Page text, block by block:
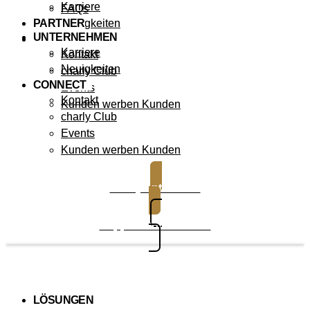
Karriere
Neuigkeiten
CONNECT
Kontakt
charly Club
Events
Kunden werben Kunden
FAQs
PARTNER
UNTERNEHMEN
Karriere
Neuigkeiten
CONNECT
Kontakt
charly Club
Events
Kunden werben Kunden
charly entdecken
Support kontaktieren
LÖSUNGEN